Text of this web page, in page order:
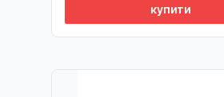
купити